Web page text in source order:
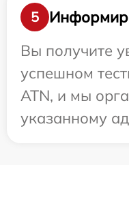
5
Вы получите
успешном
ATN, и мы
указанному